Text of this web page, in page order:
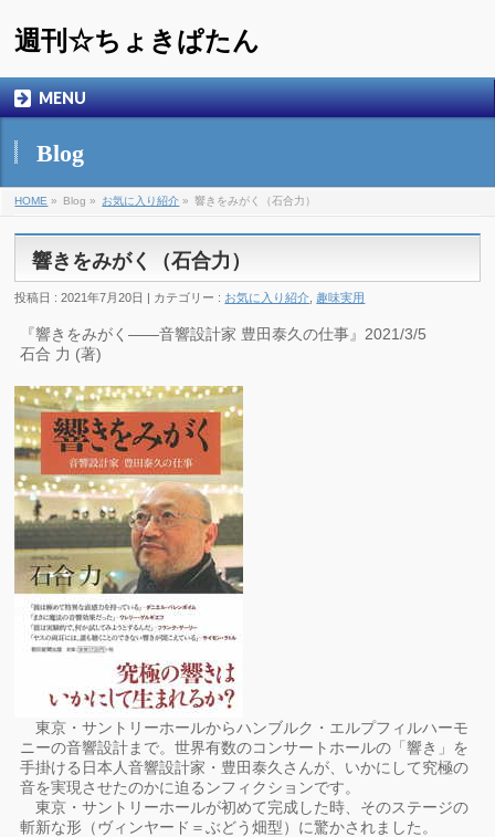
週刊☆ちょきぱたん
MENU
Blog
HOME » Blog » お気に入り紹介 » 響きをみがく（石合力）
響きをみがく（石合力）
投稿日 : 2021年7月20日 | カテゴリー : お気に入り紹介 ,趣味実用
『響きをみがく――音響設計家 豊田泰久の仕事』2021/3/5
石合 力 (著)
東京・サントリーホールからハンブルク・エルプフィルハーモ
ニーの音響設計まで。世界有数のコンサートホールの「響き」を
手掛ける日本人音響設計家・豊田泰久さんが、いかにして究極の
音を実現させたのかに迫るンフィクションです。
東京・サントリーホールが初めて完成した時、そのステージの
斬新な形（ヴィンヤード＝ぶどう畑型）に驚かされました。